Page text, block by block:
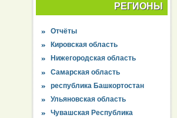
РЕГИОНЫ
Отчёты
Кировская область
Нижегородская область
Самарская область
республика Башкортостан
Ульяновская область
Чувашская Республика